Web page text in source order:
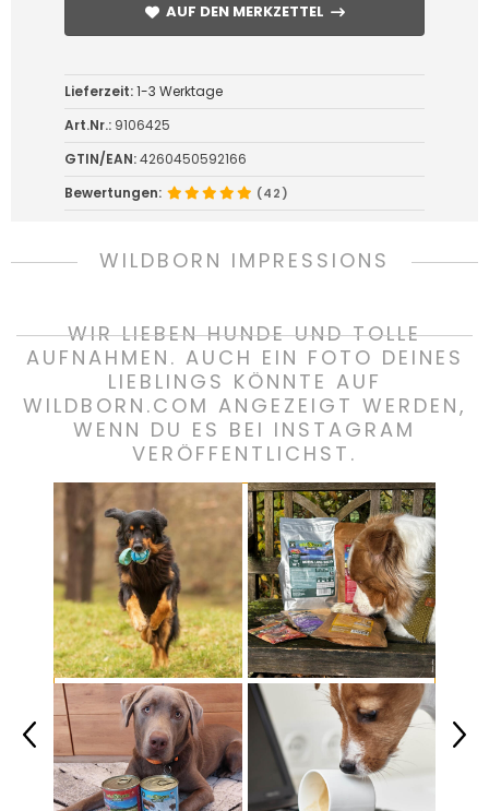
AUF DEN MERKZETTEL
AUF DEN MERKZETTEL
Lieferzeit:1-3 Werktage
Art.Nr.: 9106425
GTIN/EAN:4260450592166
Bewertungen:
(42)
WILDBORN IMPRESSIONS
WIR LIEBEN HUNDE UND TOLLE
AUFNAHMEN. AUCH EIN FOTO DEINES
LIEBLINGS KÖNNTE AUF
WILDBORN.COM ANGEZEIGT WERDEN,
WENN DU ES BEI INSTAGRAM
VERÖFFENTLICHST.